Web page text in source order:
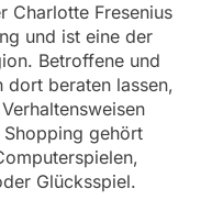
Charlotte Fresenius
und ist eine der
Betroffene und
dort beraten lassen,
gehört
Glücksspiel.